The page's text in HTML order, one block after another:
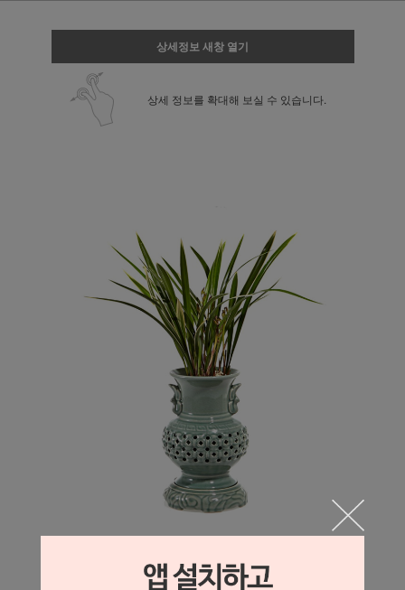
상세정보 새창 열기
상세 정보를 확대해 보실 수 있습니다.